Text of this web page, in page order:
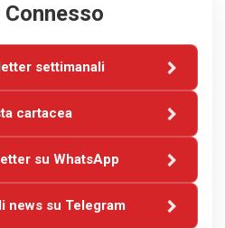
Connesso
settimanali
cartacea
su WhatsApp
news su Telegram